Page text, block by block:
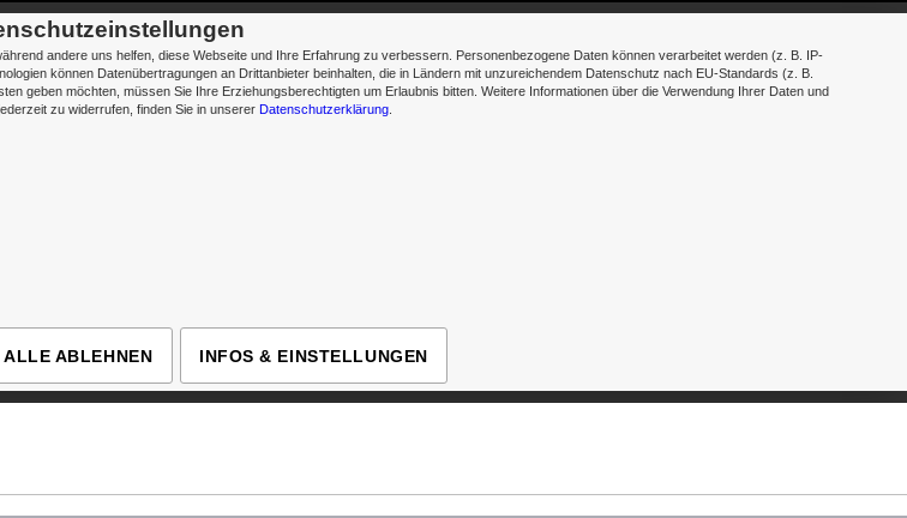
andere uns helfen, diese Webseite und Ihre Erfahrung zu verbessern. Personenbezogene Daten können verarbeitet werden (z. B. IP-
können Datenübertragungen an Drittanbieter beinhalten, die in Ländern mit unzureichendem Datenschutz nach EU-Standards (z. B.
geben möchten, müssen Sie Ihre Erziehungsberechtigten um Erlaubnis bitten. Weitere Informationen über die Verwendung Ihrer Daten und
zu widerrufen, finden Sie in unserer Datenschutzerklärung.
ALLE ABLEHNEN INFOS & EINSTELLUNGEN